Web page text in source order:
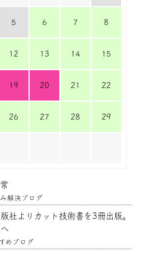
5 6 7 8
12 13 14 15
19 20 21 22
26 27 28 29
解決ブログ
社よりカット技術書を3冊出版。
めブログ